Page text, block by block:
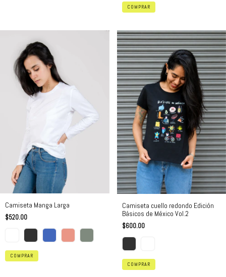
COMPRAR
Camiseta Manga Larga
$520.00
COMPRAR
Camiseta cuello redondo Edición
Básicos de México Vol.2
$600.00
COMPRAR